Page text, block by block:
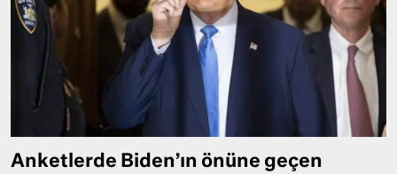
Anketlerde Biden’ın önüne geçen